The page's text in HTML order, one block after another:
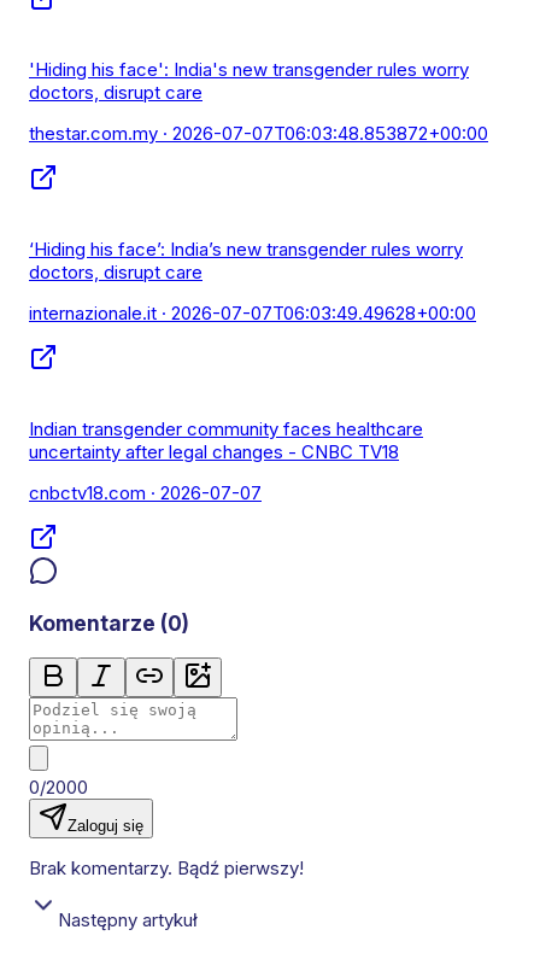
'Hiding his face': India's new transgender rules worry
doctors, disrupt care
thestar.com.my · 2026-07-07T06:03:48.853872+00:00
‘Hiding his face’: India’s new transgender rules worry
doctors, disrupt care
internazionale.it · 2026-07-07T06:03:49.49628+00:00
Indian transgender community faces healthcare
uncertainty after legal changes - CNBC TV18
cnbctv18.com · 2026-07-07
Komentarze (0)
0/2000
Zaloguj się
Brak komentarzy. Bądź pierwszy!
Następny artykuł